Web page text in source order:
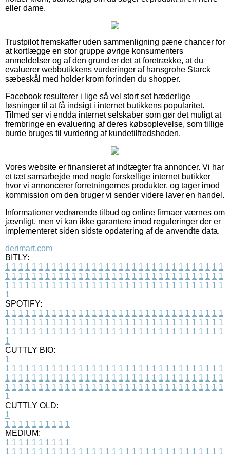
eller dame.
Trustpilot fremskaffer uden sammenligning pæne chancer for
at kortlægge en stor gruppe øvrige konsumenters
anmeldelser og af den grund er det at foretrække, at du
evaluerer webbutikkens vurderinger af hansgrohe Starck
sæbeskål med holder krom forinden du shopper.
Facebook resulterer i lige så vel stort set hæderlige
løsninger til at få indsigt i internet butikkens popularitet.
Tilmed ser vi endda internet selskaber som gør det muligt at
frembringe en evaluering af deres købsoplevelse, som tillige
burde bruges til vurdering af kundetilfredsheden.
Vores website er finansieret af indtægter fra annoncer. Vi har
et tæt samarbejde med nogle forskellige internet butikker
hvor vi annoncerer forretningernes produkter, og tager imod
kommission om den bruger vi sender videre laver en handel.
Informationer vedrørende tilbud og online firmaer værnes om
jævnligt, men vi kan ikke garantere imod reguleringer der er
implementeret siden sidste opdatering af de anvendte data.
derimart.com
BITLY:
1 1 1 1 1 1 1 1 1 1 1 1 1 1 1 1 1 1 1 1 1 1 1 1 1 1 1 1 1 1 1 1 1
1 1 1 1 1 1 1 1 1 1 1 1 1 1 1 1 1 1 1 1 1 1 1 1 1 1 1 1 1 1 1 1 1
1 1 1 1 1 1 1 1 1 1 1 1 1 1 1 1 1 1 1 1 1 1 1 1 1 1 1 1 1 1 1 1 1
1
SPOTIFY:
1 1 1 1 1 1 1 1 1 1 1 1 1 1 1 1 1 1 1 1 1 1 1 1 1 1 1 1 1 1 1 1 1
1 1 1 1 1 1 1 1 1 1 1 1 1 1 1 1 1 1 1 1 1 1 1 1 1 1 1 1 1 1 1 1 1
1 1 1 1 1 1 1 1 1 1 1 1 1 1 1 1 1 1 1 1 1 1 1 1 1 1 1 1 1 1 1 1 1
1
CUTTLY BIO:
1
1 1 1 1 1 1 1 1 1 1 1 1 1 1 1 1 1 1 1 1 1 1 1 1 1 1 1 1 1 1 1 1 1
1 1 1 1 1 1 1 1 1 1 1 1 1 1 1 1 1 1 1 1 1 1 1 1 1 1 1 1 1 1 1 1 1
1 1 1 1 1 1 1 1 1 1 1 1 1 1 1 1 1 1 1 1 1 1 1 1 1 1 1 1 1 1 1 1 1
1
CUTTLY OLD:
1
1 1 1 1 1 1 1 1 1 1
MEDIUM:
1 1 1 1 1 1 1 1 1 1
1 1 1 1 1 1 1 1 1 1 1 1 1 1 1 1 1 1 1 1 1 1 1 1 1 1 1 1 1 1 1 1 1